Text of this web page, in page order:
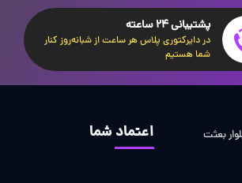
پشتیبانی 24 ساعته
در دایرکتوری پلاس هر ساعت از شبانه‌روز کنار
شما هستیم
بعثت اعتماد شما